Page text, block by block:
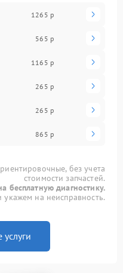
1265 р
565 р
1165 р
265 р
265 р
865 р
без учета
стоимости запчастей.
бесплатную диагностику.
на неисправность.
услуги